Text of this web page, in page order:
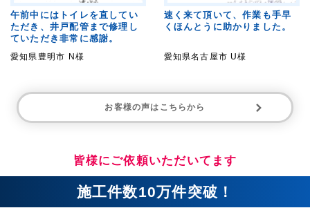
午前中にはトイレを直してい
ただき、井戸配管まで修理し
ていただき非常に感謝。
愛知県豊明市 N様
速く来て頂いて、作業も手早
くほんとうに助かりました。
愛知県名古屋市 U様
お客様の声はこちらから
皆様にご依頼いただいてます
施工件数10万件突破！